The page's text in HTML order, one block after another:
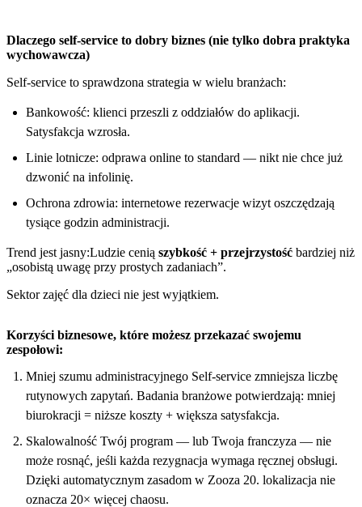
Dlaczego self-service to dobry biznes (nie tylko dobra praktyka
wychowawcza)
Self-service to sprawdzona strategia w wielu branżach:
Bankowość: klienci przeszli z oddziałów do aplikacji.
Satysfakcja wzrosła.
Linie lotnicze: odprawa online to standard — nikt nie chce już
dzwonić na infolinię.
Ochrona zdrowia: internetowe rezerwacje wizyt oszczędzają
tysiące godzin administracji.
Trend jest jasny:Ludzie cenią szybkość + przejrzystość bardziej niż
„osobistą uwagę przy prostych zadaniach”.
Sektor zajęć dla dzieci nie jest wyjątkiem.
Korzyści biznesowe, które możesz przekazać swojemu
zespołowi:
Mniej szumu administracyjnego Self-service zmniejsza liczbę
rutynowych zapytań. Badania branżowe potwierdzają: mniej
biurokracji = niższe koszty + większa satysfakcja.
Skalowalność Twój program — lub Twoja franczyza — nie
może rosnąć, jeśli każda rezygnacja wymaga ręcznej obsługi.
Dzięki automatycznym zasadom w Zooza 20. lokalizacja nie
oznacza 20× więcej chaosu.